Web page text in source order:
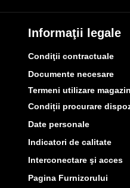
Informaţii legale
Condiţii contractuale
Documente necesare
Termeni utilizare
Condiții procurare
Date personale
Indicatori de calitate
Interconectare şi acces
Pagina Furnizorului